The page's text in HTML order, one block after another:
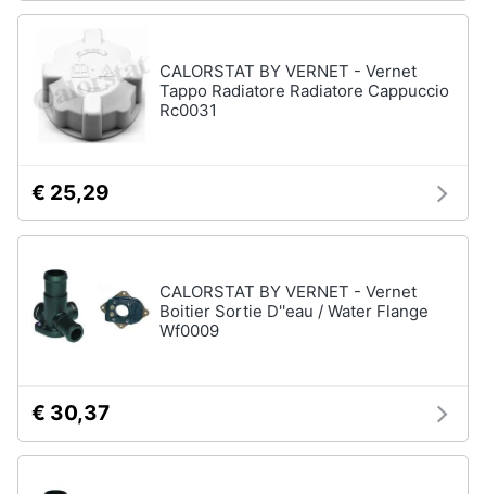
CALORSTAT BY VERNET - Vernet
Tappo Radiatore Radiatore Cappuccio
Rc0031
€ 25,29
CALORSTAT BY VERNET - Vernet
Boitier Sortie D''eau / Water Flange
Wf0009
€ 30,37